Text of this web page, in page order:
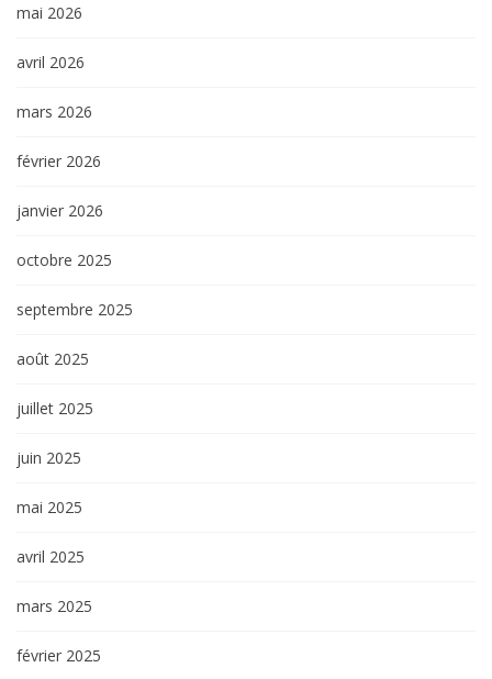
mai 2026
avril 2026
mars 2026
février 2026
janvier 2026
octobre 2025
septembre 2025
août 2025
juillet 2025
juin 2025
mai 2025
avril 2025
mars 2025
février 2025